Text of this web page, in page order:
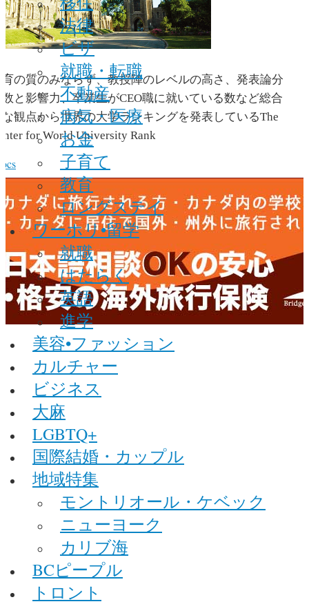
法律
ビザ
就職・転職
不動産
病気・医療
お金
子育て
教育
ロングステイ
ワーホリ•留学
就職
はたらく
英語
進学
美容•ファッション
カルチャー
ビジネス
大麻
LGBTQ+
国際結婚・カップル
地域特集
モントリオール・ケベック
ニューヨーク
カリブ海
BCピープル
トロント
の質のみならず、教授陣のレベルの高さ、発表論分
と影響力、卒業生がCEO職に就いている数など総合
観点から世界の大学ランキングを発表しているThe
for World University Rank